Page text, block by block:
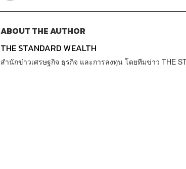
ABOUT THE AUTHOR
THE STANDARD WEALTH
สำนักข่าวเศรษฐกิจ ธุรกิจ และการลงทุน โดยทีมข่าว THE